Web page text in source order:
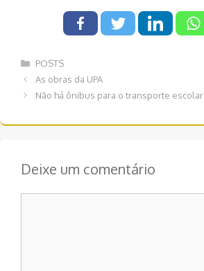
Categorias
POSTS
Navegação
de
As obras da UPA
Não há ônibus para o transporte escolar
Deixe um comentário